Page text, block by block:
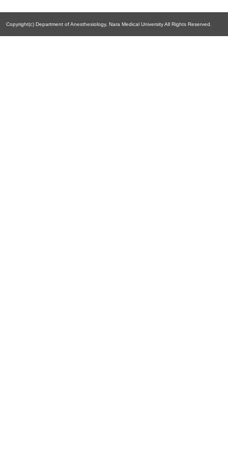
Copyright(c) Department of Anesthesiology, Nara Medical University All Rights Reserved.